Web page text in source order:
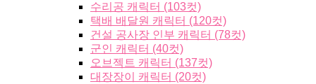
수리공 캐릭터 (103컷)
택배 배달원 캐릭터 (120컷)
건설 공사장 인부 캐릭터 (78컷)
군인 캐릭터 (40컷)
오브젝트 캐릭터 (137컷)
대장장이 캐릭터 (20컷)